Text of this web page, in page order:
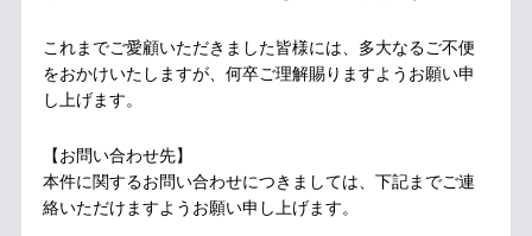
これまでご愛顧いただきました皆様には、多大なるご不便
をおかけいたしますが、何卒ご理解賜りますようお願い申
し上げます。
【お問い合わせ先】
本件に関するお問い合わせにつきましては、下記までご連
絡いただけますようお願い申し上げます。